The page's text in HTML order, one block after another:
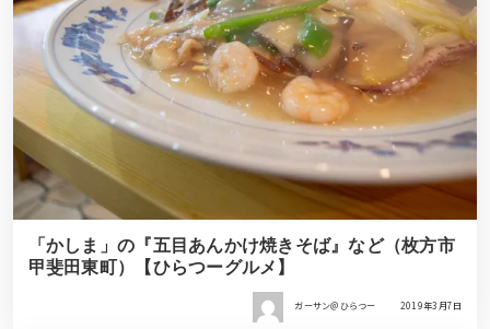
「かしま」の『五目あんかけ焼きそば』など（枚方市
甲斐田東町）【ひらつーグルメ】
ガーサン＠ひらつー 2019年3月7日